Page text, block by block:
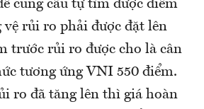
cung cầu tự tìm được điểm
vệ rủi ro phải được đặt lên
trước rủi ro được cho là cân
tương ứng VNI 550 điểm.
ro đã tăng lên thì giá hoàn